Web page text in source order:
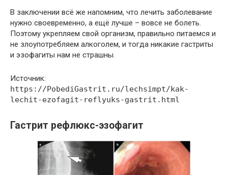
В заключении всё же напомним, что лечить заболевание
нужно своевременно, а ещё лучше – вовсе не болеть.
Поэтому укрепляем свой организм, правильно питаемся и
не злоупотребляем алкоголем, и тогда никакие гастриты
и эзофагиты нам не страшны.
Источник:
https://PobediGastrit.ru/lechsimpt/kak-
lechit-ezofagit-reflyuks-gastrit.html
Гастрит рефлюкс-эзофагит